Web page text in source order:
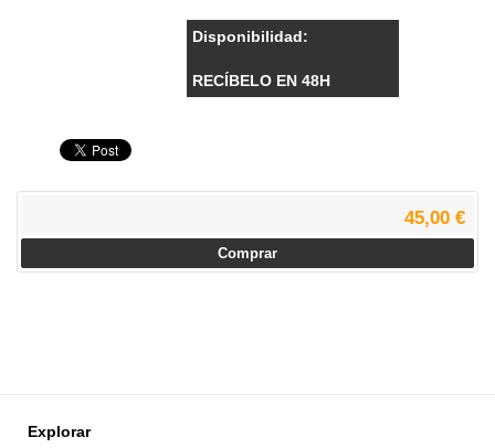
Disponibilidad:
RECÍBELO EN 48H
45,00 €
Comprar
Explorar